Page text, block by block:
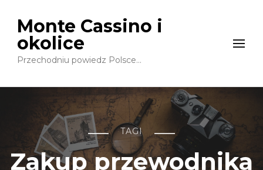
Monte Cassino i
okolice
Przechodniu powiedz Polsce…
TAGI
Zakup przewodnika